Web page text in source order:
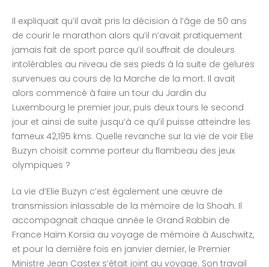
Il expliquait qu’il avait pris la décision à l’âge de 50 ans
de courir le marathon alors qu’il n’avait pratiquement
jamais fait de sport parce qu’il souffrait de douleurs
intolérables au niveau de ses pieds à la suite de gelures
survenues au cours de la Marche de la mort. Il avait
alors commencé à faire un tour du Jardin du
Luxembourg le premier jour, puis deux tours le second
jour et ainsi de suite jusqu’à ce qu’il puisse atteindre les
fameux 42,195 kms. Quelle revanche sur la vie de voir Elie
Buzyn choisit comme porteur du flambeau des jeux
olympiques ?
La vie d’Elie Buzyn c’est également une œuvre de
transmission inlassable de la mémoire de la Shoah. Il
accompagnait chaque année le Grand Rabbin de
France Haïm Korsia au voyage de mémoire à Auschwitz,
et pour la dernière fois en janvier dernier, le Premier
Ministre Jean Castex s’était joint au voyage. Son travail